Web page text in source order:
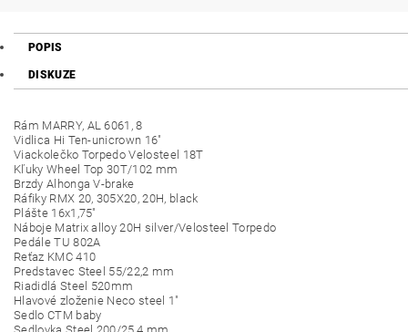
POPIS
DISKUZE
Rám MARRY, AL 6061, 8
Vidlica Hi Ten-unicrown 16"
Viackolečko Torpedo Velosteel 18T
Kľuky Wheel Top 30T/102 mm
Brzdy Alhonga V-brake
Ráfiky RMX 20, 305X20, 20H, black
Plášte 16x1,75"
Náboje Matrix alloy 20H silver/Velosteel Torpedo
Pedále TU 802A
Reťaz KMC 410
Predstavec Steel 55/22,2 mm
Riadidlá Steel 520mm
Hlavové zloženie Neco steel 1"
Sedlo CTM baby